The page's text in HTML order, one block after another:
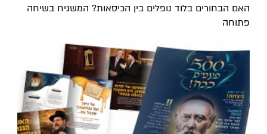
האם הבחורים בלוד נופלים בין הכיסאות? המשגיח בשיחה
פתוחה